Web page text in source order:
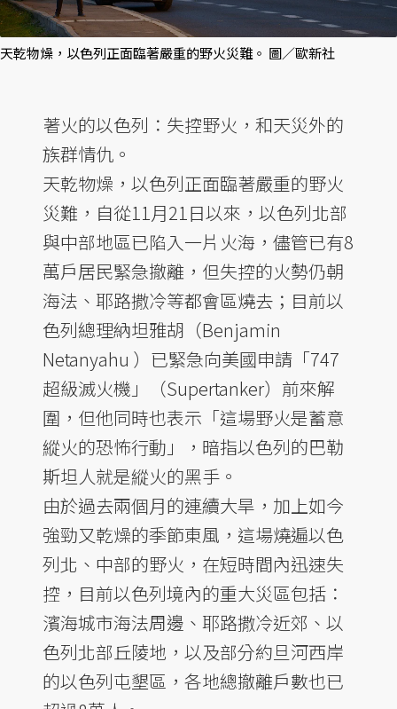
天乾物燥，以色列正面臨著嚴重的野火災難。 圖／歐新社
著火的以色列：失控野火，和天災外的
族群情仇。
天乾物燥，以色列正面臨著嚴重的野火
災難，自從11月21日以來，以色列北部
與中部地區已陷入一片火海，儘管已有8
萬戶居民緊急撤離，但失控的火勢仍朝
海法、耶路撒冷等都會區燒去；目前以
色列總理納坦雅胡（Benjamin
Netanyahu ）已緊急向美國申請「747
超級滅火機」（Supertanker）前來解
圍，但他同時也表示「這場野火是蓄意
縱火的恐怖行動」，暗指以色列的巴勒
斯坦人就是縱火的黑手。
由於過去兩個月的連續大旱，加上如今
強勁又乾燥的季節東風，這場燒遍以色
列北、中部的野火，在短時間內迅速失
控，目前以色列境內的重大災區包括：
濱海城市海法周邊、耶路撒冷近郊、以
色列北部丘陵地，以及部分約旦河西岸
的以色列屯墾區，各地總撤離戶數也已